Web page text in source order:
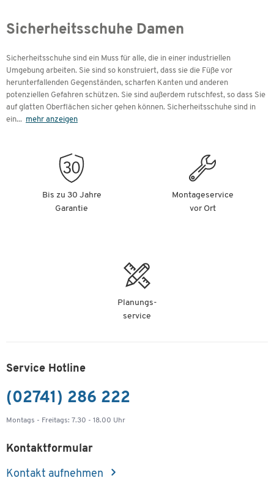
Sicherheitsschuhe Damen
Sicherheitsschuhe sind ein Muss für alle, die in einer industriellen
Umgebung arbeiten. Sie sind so konstruiert, dass sie die Füße vor
herunterfallenden Gegenständen, scharfen Kanten und anderen
potenziellen Gefahren schützen. Sie sind außerdem rutschfest, so dass Sie
auf glatten Oberflächen sicher gehen können. Sicherheitsschuhe sind in
ein... mehr anzeigen
Bis zu 30 Jahre
Garantie
Montageservice
vor Ort
Planungs-
service
Service Hotline
(02741) 286 222
Montags - Freitags: 7.30 - 18.00 Uhr
Kontaktformular
Kontakt aufnehmen